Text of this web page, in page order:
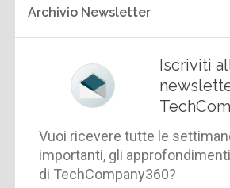
Archivio Newsletter
Iscriviti
Vuoi ricevere tutte le
importanti, gli
di TechCompany360?